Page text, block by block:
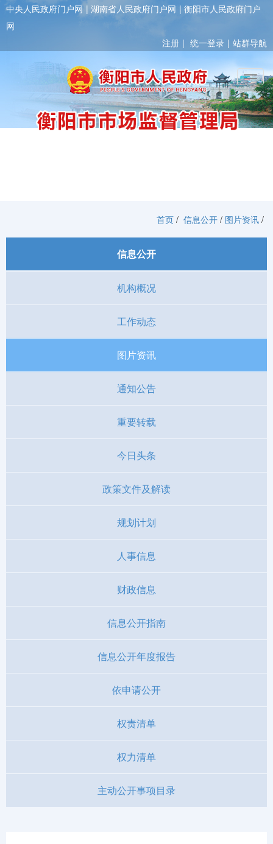
中央人民政府门户网 湖南省人民政府门户网
衡阳市人民政府门户
网
注册
统一登录 站群导航
首页 / 信息公开 / 图片资讯 /
信息公开
机构概况
工作动态
图片资讯
通知公告
重要转载
今日头条
政策文件及解读
规划计划
人事信息
财政信息
信息公开指南
信息公开年度报告
依申请公开
权责清单
权力清单
主动公开事项目录